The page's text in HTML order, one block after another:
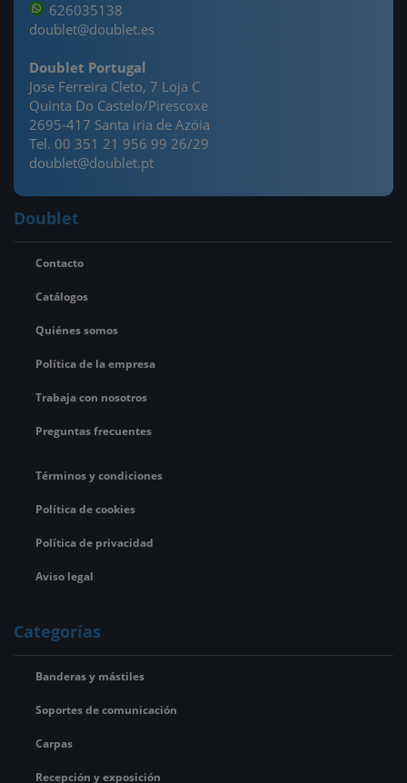
Doublet
Contacto
Catálogos
Quiénes somos
Política de la empresa
Trabaja con nosotros
Preguntas frecuentes
Términos y condiciones
Política de cookies
Política de privacidad
Aviso legal
Categorías
Banderas y mástiles
Soportes de comunicación
Carpas
Recepción y exposición
626035138
doublet@doublet.es
Doublet Portugal
Jose Ferreira Cleto, 7 Loja C
Quinta Do Castelo/Pirescoxe
2695-417 Santa iria de Azóia
Tel. 00 351 21 956 99 26/29
doublet@doublet.pt